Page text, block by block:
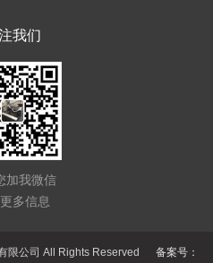
我们
加我微信
多信息
限公司 All Rights Reserved 备案号：